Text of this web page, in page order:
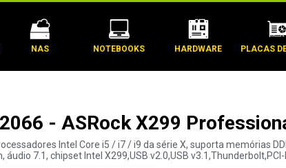
NAS NOTEBOOKS HARDWARE PLACAS
- ASRock X299
Intel Core i5 / i7 / i9 da série X, suporta memórias
7.1, chipset Intel X299,USB v2.0,USB v3.1,Thunderbolt,PCI-